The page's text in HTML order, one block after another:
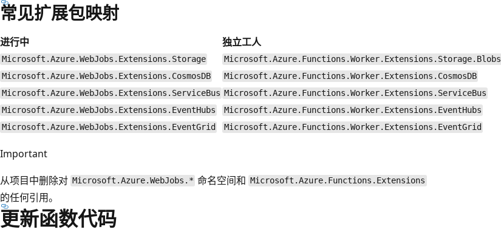
常见扩展包映射
进行中 独立工人
Microsoft.Azure.WebJobs.Extensions.Storage Microsoft.Azure.Functions.Worker.Extensions.Storage.Blobs
Microsoft.Azure.WebJobs.Extensions.CosmosDB
Microsoft.Azure.Functions.Worker.Extensions.CosmosDB
Microsoft.Azure.WebJobs.Extensions.ServiceBus Microsoft.Azure.Functions.Worker.Extensions.ServiceBus
Microsoft.Azure.WebJobs.Extensions.EventHubs
Microsoft.Azure.Functions.Worker.Extensions.EventHubs
Microsoft.Azure.WebJobs.Extensions.EventGrid
Microsoft.Azure.Functions.Worker.Extensions.EventGrid
Important
从项目中删除对 Microsoft.Azure.WebJobs.* 命名空间和 Microsoft.Azure.Functions.Extensions
的任何引用。
更新函数代码